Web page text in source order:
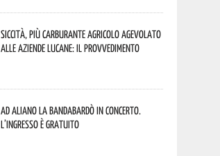
Siccità, più carburante agricolo agevolato
alle aziende lucane: il provvedimento
Ad Aliano la Bandabardò in concerto.
L’ingresso è gratuito